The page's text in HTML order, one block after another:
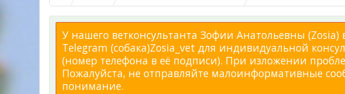
У нашего ветконсультанта Зофии Анатольевны
Telegram (собака)Zosia_vet для индивидуальной
(номер телефона в её подписи). При изложении
Пожалуйста, не отправляйте малоинформативные
понимание.